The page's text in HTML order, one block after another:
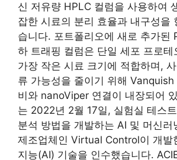
신 저유량 HPLC 컬럼을 사용하여
잡한 시료의 분리 효율과 내구성을
습니다. 포트폴리오에 새로 추가된
하 트래핑 컬럼은 단일 세포 프로테
가장 작은 시료 크기에 적합하며,
류 가능성을 줄이기 위해
비와 nanoViper 연결이 내장되어
는 2022년 2월 17일, 실험실 테스
분석 방법을 개발하는 AI 및 머신러
제조업체인 Virtual Control이 개발
지능(AI) 기술을 인수했습니다.